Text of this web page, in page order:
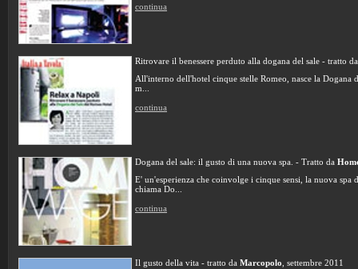
continua
Ritrovare il benessere perduto alla dogana del sale - tratto
All'interno dell'hotel cinque stelle Romeo, nasce la Dogana
m...
continua
Dogana del sale: il gusto di una nuova spa. - Tratto da
E' un'esperienza che coinvolge i cinque sensi, la nuova
chiama Do...
continua
Il gusto della vita - tratto da Marcopolo , settembre 2011